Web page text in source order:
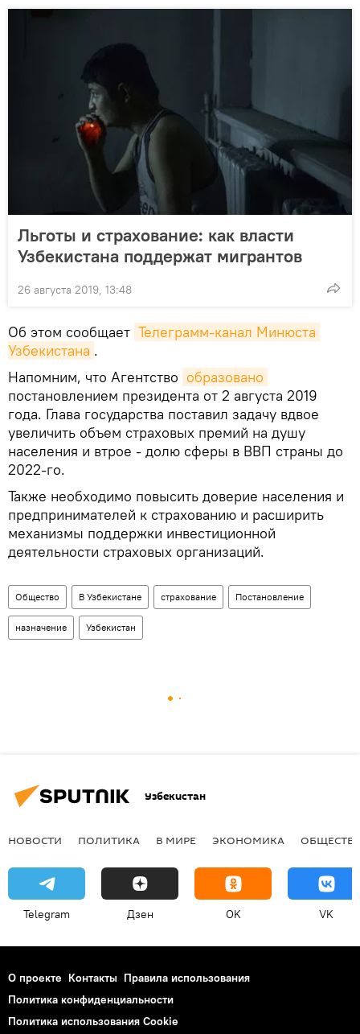
Льготы и страхование: как власти
Узбекистана поддержат мигрантов
26 августа 2019, 13:48
Об этом сообщает Телеграмм-канал Минюста
Узбекистана .
Напомним, что Агентство образовано
постановлением президента от 2 августа 2019
года. Глава государства поставил задачу вдвое
увеличить объем страховых премий на душу
населения и втрое - долю сферы в ВВП страны до
2022-го.
Также необходимо повысить доверие населения и
предпринимателей к страхованию и расширить
механизмы поддержки инвестиционной
деятельности страховых организаций.
Общество В Узбекистане страхование Постановление
назначение Узбекистан
Узбекистан
НОВОСТИ ПОЛИТИКА В МИРЕ ЭКОНОМИКА
Telegram Дзен OK VK
О проекте Контакты Правила использования
Политика конфиденциальности
Политика использования Cookie